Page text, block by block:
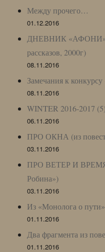
Между прочего…
01.12.2016
ДНЕВНИК «АФОНИ»
рассказов, 2000г)
08.11.2016
Замечания к
08.11.2016
WINTER 2016-2017
06.11.2016
ПРО ОКНА (из
03.11.2016
ПРО ВЕТЕР И ВРЕМЯ
Робина»)
03.11.2016
Из «Монолога о пути»
01.11.2016
Два фрагмента из
01.11.2016